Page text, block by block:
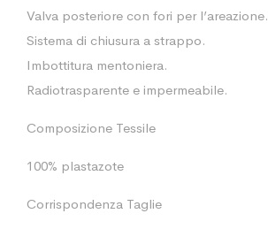
Valva posteriore con fori per l’areazione.
Sistema di chiusura a strappo.
Imbottitura mentoniera.
Radiotrasparente e impermeabile.
Composizione Tessile
100% plastazote
Corrispondenza Taglie